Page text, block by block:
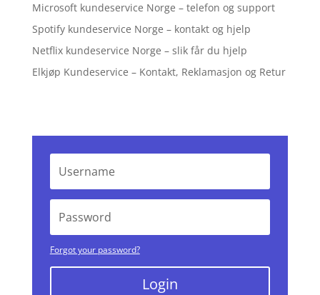
Microsoft kundeservice Norge – telefon og support
Spotify kundeservice Norge – kontakt og hjelp
Netflix kundeservice Norge – slik får du hjelp
Elkjøp Kundeservice – Kontakt, Reklamasjon og Retur
Forgot your password?
Login